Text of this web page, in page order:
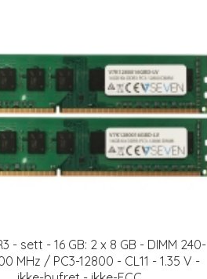
- sett - 16 GB: 2 x 8 GB - DIMM 240-
MHz / PC3-12800 - CL11 - 1.35 V -